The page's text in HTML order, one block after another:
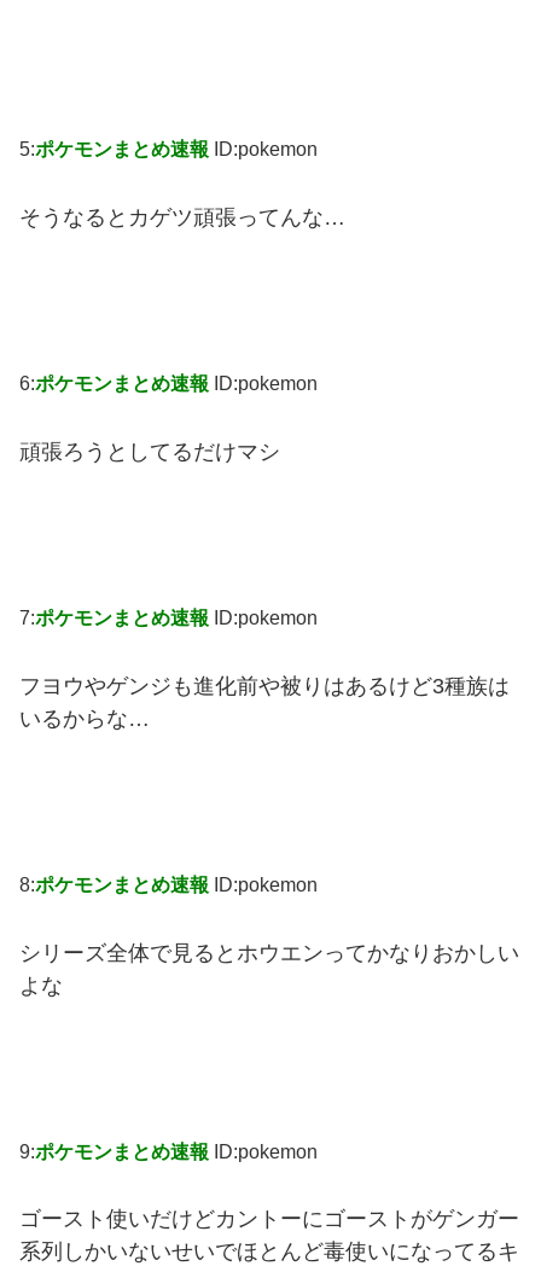
5:ポケモンまとめ速報 ID:pokemon
そうなるとカゲツ頑張ってんな…
6:ポケモンまとめ速報 ID:pokemon
頑張ろうとしてるだけマシ
7:ポケモンまとめ速報 ID:pokemon
フヨウやゲンジも進化前や被りはあるけど3種族は
いるからな…
8:ポケモンまとめ速報 ID:pokemon
シリーズ全体で見るとホウエンってかなりおかしい
よな
9:ポケモンまとめ速報 ID:pokemon
ゴースト使いだけどカントーにゴーストがゲンガー
系列しかいないせいでほとんど毒使いになってるキ